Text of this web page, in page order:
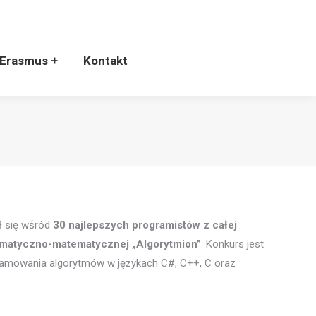
Erasmus + Kontakt
się wśród 30 najlepszych programistów z całej
matematycznej „Algorytmion”. Konkurs jest
algorytmów w językach C#, C++, C oraz
Erasmus + Kontakt